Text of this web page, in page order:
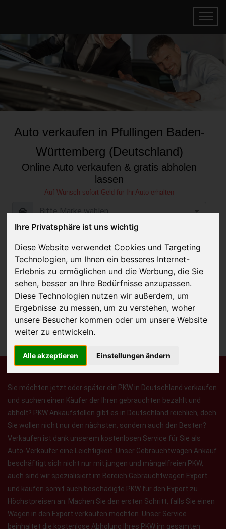
Ihre Privatsphäre ist uns wichtig
Diese Website verwendet Cookies und Targeting
Technologien, um Ihnen ein besseres Internet-
Erlebnis zu ermöglichen und die Werbung, die Sie
sehen, besser an Ihre Bedürfnisse anzupassen.
Diese Technologien nutzen wir außerdem, um
Ergebnisse zu messen, um zu verstehen, woher
unsere Besucher kommen oder um unsere Website
weiter zu entwickeln.
Alle akzeptieren Einstellungen ändern
Auto verkaufen in Pfullingen Baden-
Württemberg (Deutschland)
Online Auto verkaufen & gratis abholen
lassen
Auf Wunsch sofort Geld für Ihr Auto erhalten
JETZT KOSTENLOSE BEWERTUNG
Kostenloses Angebot
für den Ankauf Ihres Autos inklusive der
Abholung, auf Wunsch sofort Geld. Ihre Daten werden nicht mit Dritten
geteilt.
Wir garantieren 100% Sicherheit.
Sie möchten jetzt oder später ein PKW in Deutschland verkaufen
und suchen einen Käufer der Ihren gebrauchten bezahlt und
abholt? PKW Ankaufstellen gibt es in Deutschland reichlich, doch
Sie wollen nicht nur den nächsten, sondern auch den Besten?
Verkaufen ist dank unserem kostenlosen Service für Sie als
Auto-Verkäufer eine Leichtigkeit. Unser Gebrauchtwagen Ankauf
beschäftigt sich nicht nur mit jungen und mängelfreien PKW,
auch sind wir spezialisiert im Bereich Gebrauchtwagen Export
und kaufen somit auch beschädigte PKW für den Export zu
Höchstpreisen an. Machen Sie den ersten Schritt, falls Sie einen
Wagen in den Export verkaufen möchten. Unser Service
beinhaltet die kostenlose Abholung Ihres PKW im gesamten